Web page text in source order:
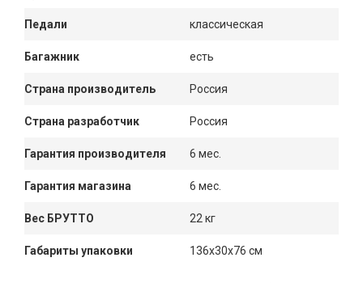
Педали классическая
Багажник есть
Страна производитель Россия
Страна разработчик Россия
Гарантия производителя 6 мес.
Гарантия магазина 6 мес.
Вес БРУТТО 22 кг
Габариты упаковки 136x30x76 см